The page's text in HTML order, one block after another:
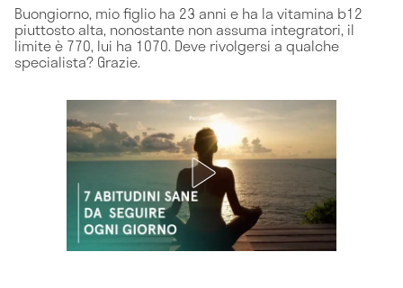
Buongiorno, mio figlio ha 23 anni e ha la vitamina b12
piuttosto alta, nonostante non assuma integratori, il
limite è 770, lui ha 1070. Deve rivolgersi a qualche
specialista? Grazie.